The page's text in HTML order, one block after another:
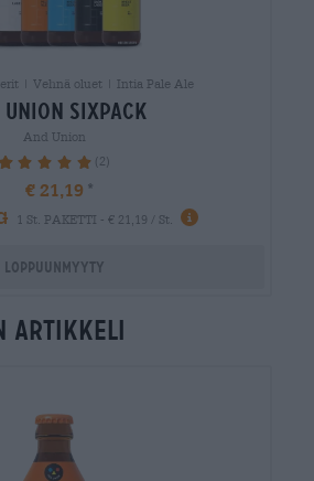
| Vehnä oluet | Intia Pale Ale
union sixpack
And Union
100% (2)
€ 21,19
1 St. PAKETTI - € 21,19 / St.
Loppuunmyyty
artikkeli